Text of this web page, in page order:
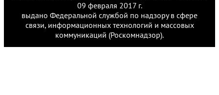
09 февраля 2017 г.
выдано Федеральной службой по надзору в сфере
связи, информационных технологий и массовых
коммуникаций (Роскомнадзор).